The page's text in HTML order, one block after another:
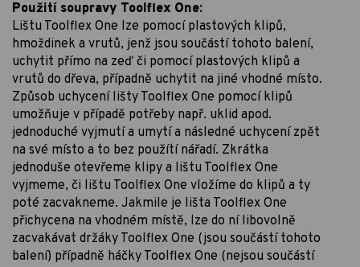
Použití soupravy Toolflex One:
Lištu Toolflex One lze pomocí plastových klipů,
hmoždinek a vrutů, jenž jsou součástí tohoto balení,
uchytit přímo na zeď či pomocí plastových klipů a
vrutů do dřeva, případně uchytit na jiné vhodné místo.
Způsob uchycení lišty Toolflex One pomocí klipů
umožňuje v případě potřeby např. uklid apod.
jednoduché vyjmutí a umytí a následné uchycení zpět
na své místo a to bez použítí nářadí. Zkrátka
jednoduše otevřeme klipy a lištu Toolflex One
vyjmeme, či lištu Toolflex One vložíme do klipů a ty
poté zacvakneme. Jakmile je lišta Toolflex One
přichycena na vhodném místě, lze do ní libovolně
zacvakávat držáky Toolflex One (jsou součástí tohoto
balení) případně háčky Toolflex One (nejsou součástí